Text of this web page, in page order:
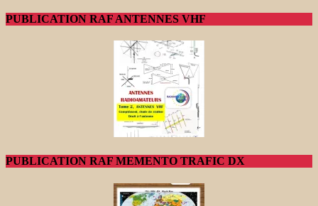
PUBLICATION RAF ANTENNES VHF
PUBLICATION RAF MEMENTO TRAFIC DX